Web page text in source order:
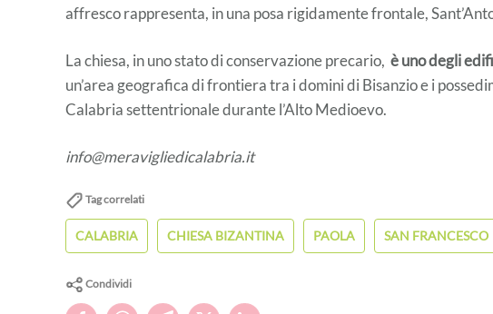
affresco rappresenta, in una posa rigidamente frontale,
La chiesa, in uno stato di conservazione precario, è uno degli
un’area geografica di frontiera tra i domini di Bisanzio e i
Calabria settentrionale durante l’Alto Medioevo.
info@meravigliedicalabria.it
Tag correlati
CALABRIA CHIESA BIZANTINA PAOLA SAN FRANCESCO
Condividi